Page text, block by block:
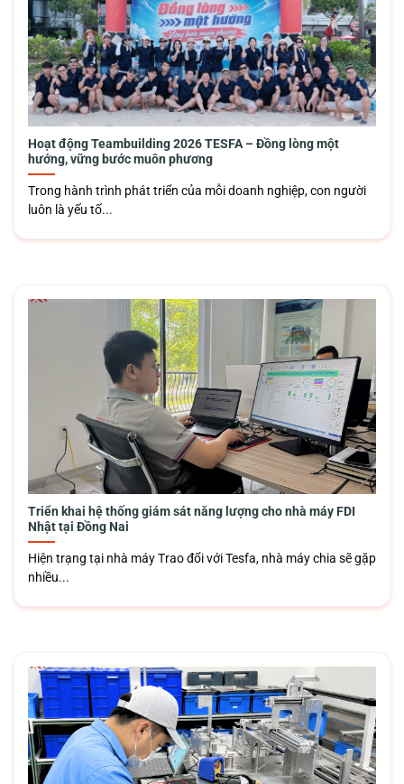
Hoạt động Teambuilding 2026 TESFA – Đồng lòng một
hướng, vững bước muôn phương
Trong hành trình phát triển của mỗi doanh nghiệp, con người
luôn là yếu tố...
Triển khai hệ thống giám sát năng lượng cho nhà máy FDI
Nhật tại Đồng Nai
Hiện trạng tại nhà máy Trao đổi với Tesfa, nhà máy chia sẽ gặp
nhiều...